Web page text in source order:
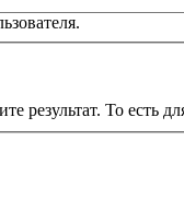
результат. То есть